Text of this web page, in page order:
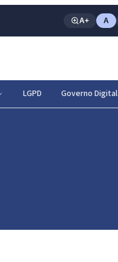
A+ A
LGPD Governo Digital